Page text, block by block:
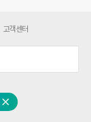
닫기
고객센터